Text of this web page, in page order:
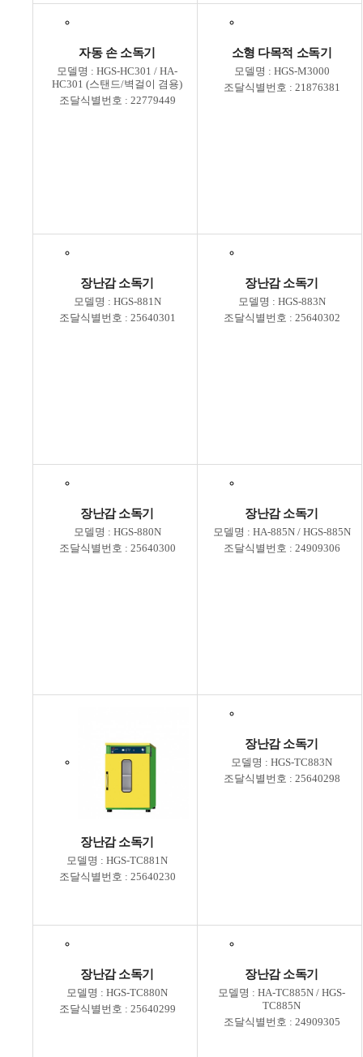
자동 손 소독기
모델명 : HGS-HC301 / HA-
HC301 (스탠드/벽걸이 겸용)
조달식별번호 : 22779449
소형 다목적 소독기
모델명 : HGS-M3000
조달식별번호 : 21876381
장난감 소독기
모델명 : HGS-881N
조달식별번호 : 25640301
장난감 소독기
모델명 : HGS-883N
조달식별번호 : 25640302
장난감 소독기
모델명 : HGS-880N
조달식별번호 : 25640300
장난감 소독기
모델명 : HA-885N / HGS-885N
조달식별번호 : 24909306
장난감 소독기
모델명 : HGS-TC881N
조달식별번호 : 25640230
장난감 소독기
모델명 : HGS-TC883N
조달식별번호 : 25640298
장난감 소독기
모델명 : HGS-TC880N
조달식별번호 : 25640299
장난감 소독기
모델명 : HA-TC885N / HGS-
TC885N
조달식별번호 : 24909305